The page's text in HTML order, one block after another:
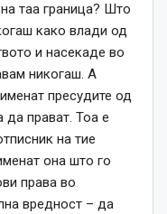
таа граница? Што
како влади од
и насекаде во
никогаш. А
пресудите од
да прават. Тоа е
на тие
она што го
права во
вредност – да